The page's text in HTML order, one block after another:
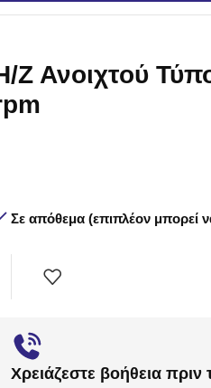
Ζ Ανοιχτού
Σε απόθεμα (επιπλέον μπορεί
Χρειάζεστε βοήθεια πριν